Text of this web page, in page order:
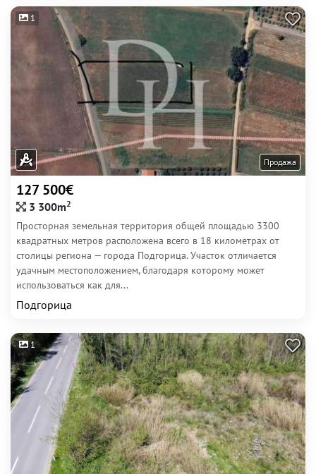
1
Продажа
127 500€
3 300m2
Просторная земельная территория общей площадью 3300
квадратных метров расположена всего в 18 километрах от
столицы региона — города Подгорица. Участок отличается
удачным местоположением, благодаря которому может
использоваться как для...
Подгорица
1